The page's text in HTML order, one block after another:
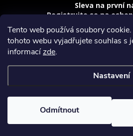
Tento web používá soubory
tohoto webu vyjadřujete souhlas s
informacízde.
Nastavení
Odmítnout
Vytvořil
Copyright 2026
Odstoupit od smlouvy
VRÁCENÍ 14 DNÍ
Sleva na první
Registrujte se na
sleva 100 Kč* na
Registrace
Privacy policy